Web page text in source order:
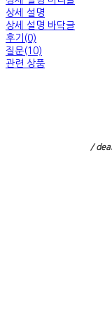
상세 설명
상세 설명 바닥글
후기(0)
질문(10)
관련 상품
/